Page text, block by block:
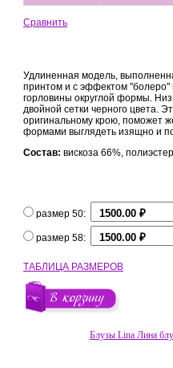
Сравнить
Удлиненная модель,
принтом и с эффектом "болеро"
горловины округлой формы.
двойной сетки черного цвета.
оригинальному крою, поможет
формами выглядеть изящно и
Состав: вискоза 66%,
размер 50:
размер 58:
ТАБЛИЦА РАЗМЕРОВ
Блузы Lina Лина